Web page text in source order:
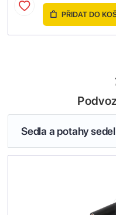
PŘIDAT DO
Sedla a potahy sedel